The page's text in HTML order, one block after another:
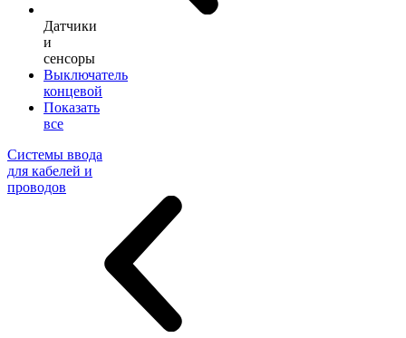
Датчики
и
сенсоры
Выключатель
концевой
Показать
все
Системы ввода
для кабелей и
проводов